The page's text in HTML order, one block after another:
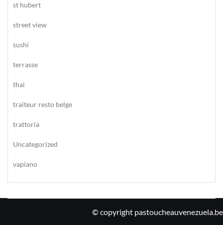
st hubert
street view
sushi
terrasse
thai
traiteur resto belge
trattoria
Uncategorized
vapiano
© copyright pastoucheauvenezuela.be